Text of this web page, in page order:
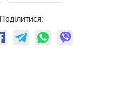
Поділитися: